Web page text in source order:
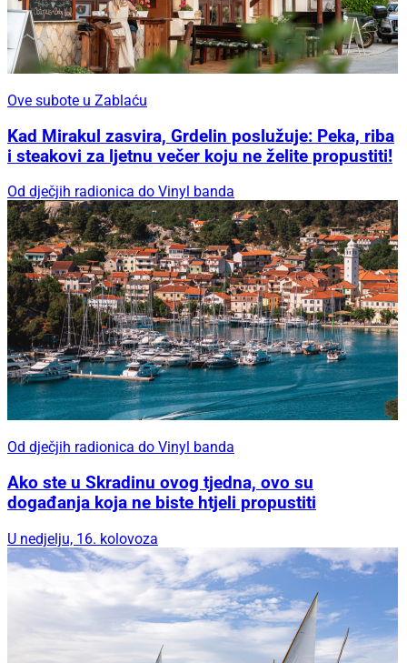
Ove subote u Zablaću
Kad Mirakul zasvira, Grdelin poslužuje: Peka, riba
i steakovi za ljetnu večer koju ne želite propustiti!
Od dječjih radionica do Vinyl banda
Od dječjih radionica do Vinyl banda
Ako ste u Skradinu ovog tjedna, ovo su
događanja koja ne biste htjeli propustiti
U nedjelju, 16. kolovoza